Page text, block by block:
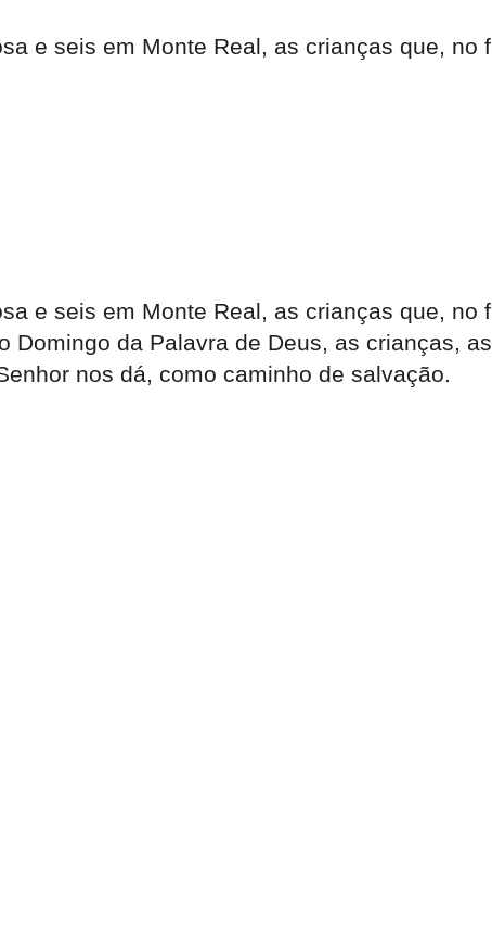
e seis em Monte Real, as crianças que,
e seis em Monte Real, as crianças que,
Domingo da Palavra de Deus, as crianças,
nos dá, como caminho de salvação.